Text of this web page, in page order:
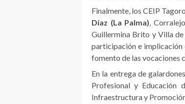
Finalmente, los CEIP
Díaz (La Palma) ,
Guillermina Brito y Villa
participación e implicación
fomento de las vocaciones
En la entrega de
Profesional y Educación
Infraestructura y